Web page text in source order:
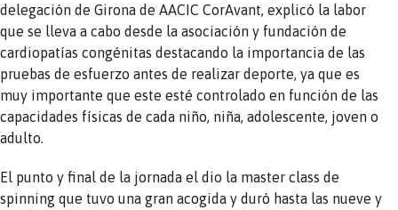
delegación de Girona de AACIC CorAvant, explicó la labor
que se lleva a cabo desde la asociación y fundación de
cardiopatías congénitas destacando la importancia de las
pruebas de esfuerzo antes de realizar deporte, ya que es
muy importante que este esté controlado en función de las
capacidades físicas de cada niño, niña, adolescente, joven o
adulto.
El punto y final de la jornada el dio la master class de
spinning que tuvo una gran acogida y duró hasta las nueve y